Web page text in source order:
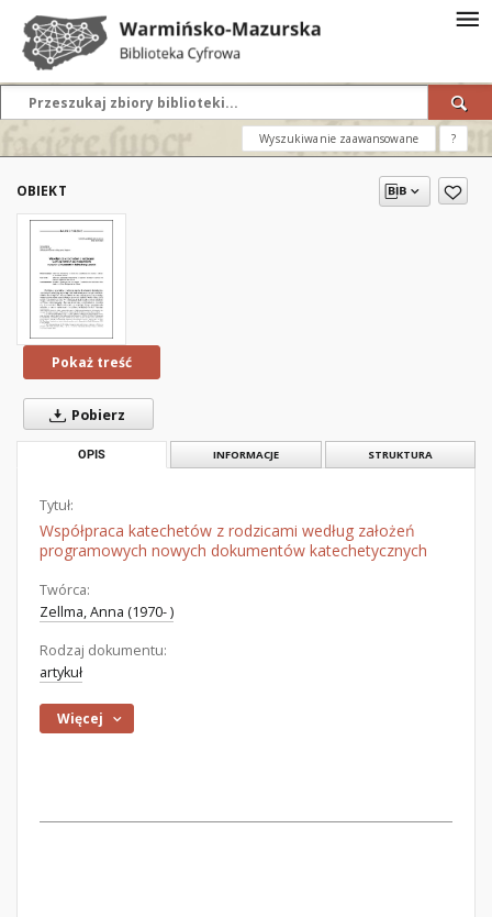
Wyszukiwanie zaawansowane ?
OBIEKT
Pokaż treść
Pobierz
OPIS INFORMACJE STRUKTURA
Tytuł:
Współpraca katechetów z rodzicami według założeń
programowych nowych dokumentów katechetycznych
Twórca:
Zellma, Anna (1970- )
Rodzaj dokumentu:
artykuł
Więcej